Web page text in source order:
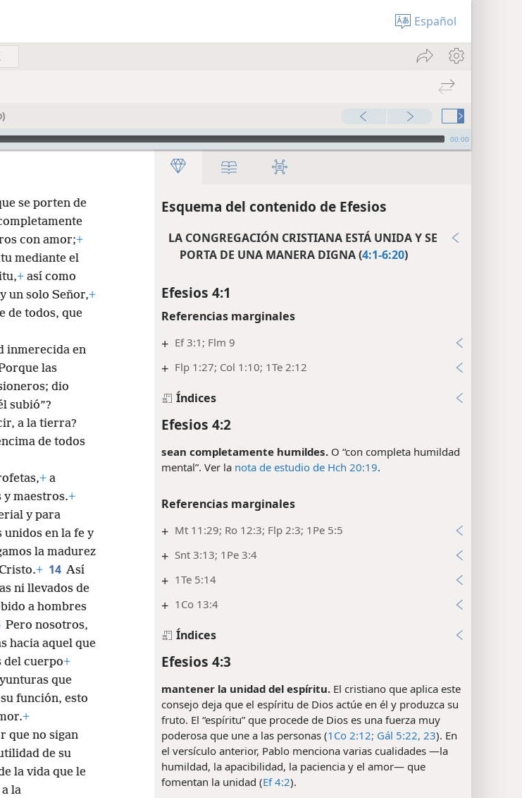
Español
00:00
Esquema del contenido de Efesios
LA CONGREGACIÓN CRISTIANA ESTÁ UNIDA Y SE
PORTA DE UNA MANERA DIGNA (4:1-6:20)
Efesios 4:1
Referencias marginales
+ Ef 3:1; Flm 9
+ Flp 1:27; Col 1:10; 1Te 2:12
Índices
Efesios 4:2
sean completamente humildes. O “con completa humildad
mental”. Ver la nota de estudio de Hch 20:19.
Referencias marginales
+ Mt 11:29; Ro 12:3; Flp 2:3; 1Pe 5:5
+ Snt 3:13; 1Pe 3:4
+ 1Te 5:14
+ 1Co 13:4
Índices
Efesios 4:3
mantener la unidad del espíritu. El cristiano que aplica este
consejo deja que el espíritu de Dios actúe en él y produzca su
fruto. El “espíritu” que procede de Dios es una fuerza muy
poderosa que une a las personas (1Co 2:12; Gál 5:22, 23). En
el versículo anterior, Pablo menciona varias cualidades —la
humildad, la apacibilidad, la paciencia y el amor— que
fomentan la unidad (Ef 4:2).
se porten de
con amor;+
mediante el
+ así como
un solo Señor,+
de todos, que
inmerecida en
las
dio
subió”?
a la tierra?
de todos
+ a
y maestros.+
y para
unidos en la fe y
la madurez
+ 14 Así
ni llevados de
a hombres
Pero nosotros,
hacia aquel que
del cuerpo+
que
función, esto
+
que no sigan
de su
la vida que le
la